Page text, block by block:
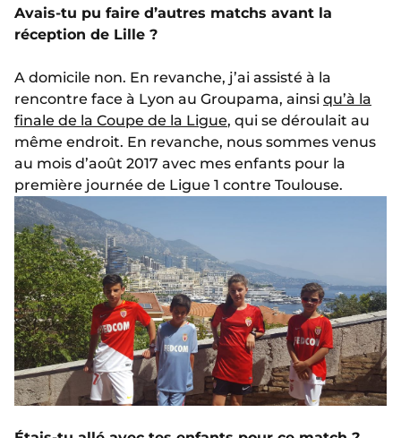
Avais-tu pu faire d’autres matchs avant la
réception de Lille ?
A domicile non. En revanche, j’ai assisté à la
rencontre face à Lyon au Groupama, ainsi qu’à la
finale de la Coupe de la Ligue, qui se déroulait au
même endroit. En revanche, nous sommes venus
au mois d’août 2017 avec mes enfants pour la
première journée de Ligue 1 contre Toulouse.